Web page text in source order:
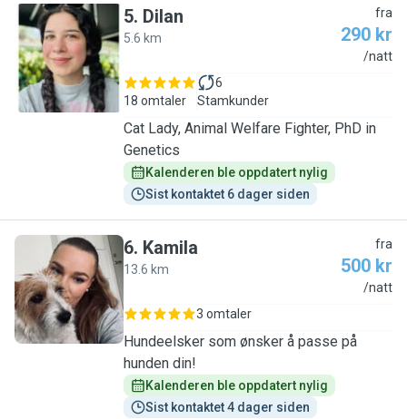
D
5. Dilan
5.6 km
fra
290 kr
/natt
18 omtaler
6
Stamkunder
Cat Lady, Animal Welfare Fighter, PhD in
Genetics
Kalenderen ble oppdatert nylig
Sist kontaktet 6 dager siden
K
6. Kamila
13.6 km
fra
500 kr
/natt
3 omtaler
Hundeelsker som ønsker å passe på
hunden din!
Kalenderen ble oppdatert nylig
Sist kontaktet 4 dager siden